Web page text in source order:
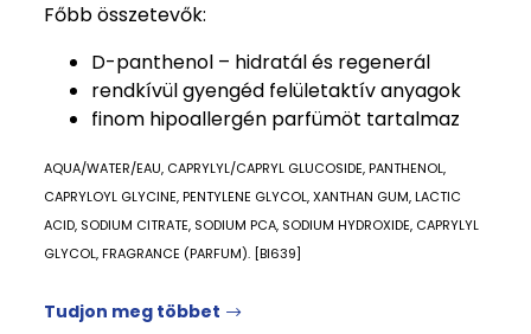
Főbb összetevők:
D-panthenol – hidratál és regenerál
rendkívül gyengéd felületaktív anyagok
finom hipoallergén parfümöt tartalmaz
AQUA/WATER/EAU, CAPRYLYL/CAPRYL GLUCOSIDE, PANTHENOL,
CAPRYLOYL GLYCINE, PENTYLENE GLYCOL, XANTHAN GUM, LACTIC
ACID, SODIUM CITRATE, SODIUM PCA, SODIUM HYDROXIDE, CAPRYLYL
GLYCOL, FRAGRANCE (PARFUM). [BI639]
Tudjon meg többet